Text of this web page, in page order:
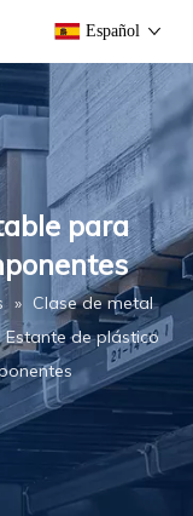
Español
para
» Clase de metal
Estante de plástico